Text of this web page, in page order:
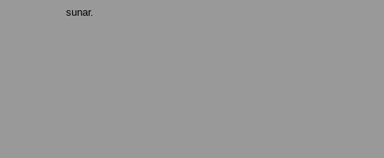
sunar.